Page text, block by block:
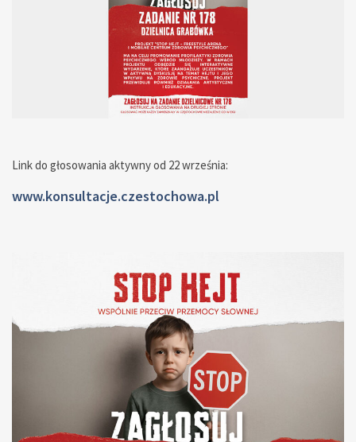
Link do głosowania aktywny od 22 września:
www.konsultacje.czestochowa.pl